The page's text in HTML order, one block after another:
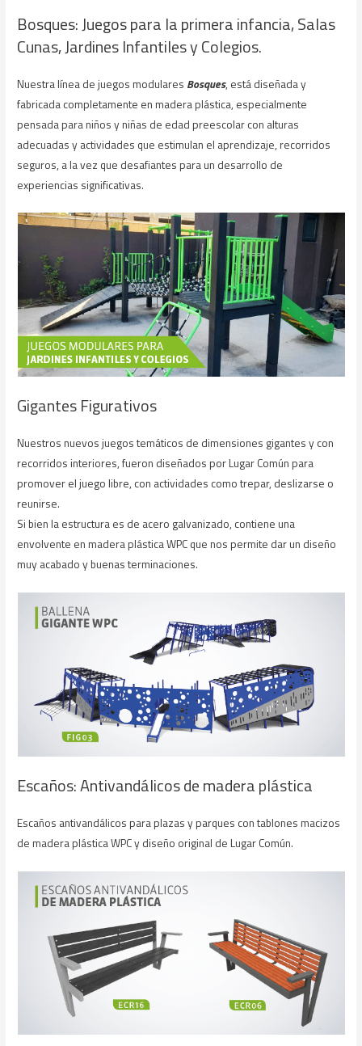
Bosques: Juegos para la primera infancia, Salas
Cunas, Jardines Infantiles y Colegios.
Nuestra línea de juegos modulares Bosques, está diseñada y
fabricada completamente en madera plástica, especialmente
pensada para niños y niñas de edad preescolar con alturas
adecuadas y actividades que estimulan el aprendizaje, recorridos
seguros, a la vez que desafiantes para un desarrollo de
experiencias significativas.
Gigantes Figurativos
Nuestros nuevos juegos temáticos de dimensiones gigantes y con
recorridos interiores, fueron diseñados por Lugar Común para
promover el juego libre, con actividades como trepar, deslizarse o
reunirse.
Si bien la estructura es de acero galvanizado, contiene una
envolvente en madera plástica WPC que nos permite dar un diseño
muy acabado y buenas terminaciones.
Escaños: Antivandálicos de madera plástica
Escaños antivandálicos para plazas y parques con tablones macizos
de madera plástica WPC y diseño original de Lugar Común.